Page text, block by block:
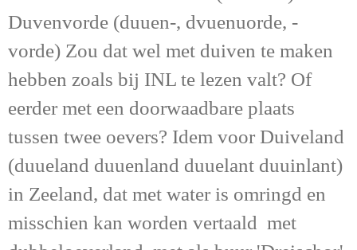
Duvenvorde (duuen-, dvuenuorde, -
vorde) Zou dat wel met duiven te maken
hebben zoals bij INL te lezen valt? Of
eerder met een doorwaadbare plaats
tussen twee oevers? Idem voor Duiveland
(duueland duuenland duuelant duuinlant)
in Zeeland, dat met water is omringd en
misschien kan worden vertaald met